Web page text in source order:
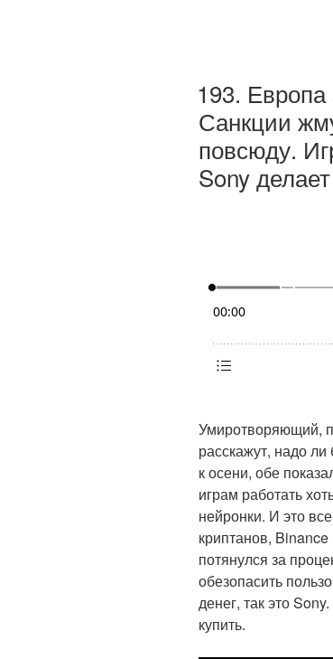
193.
Санкции
повсюду.
Sony
Умиротворяющий,
расскажут, надо
к осени, обе
играм работать
нейронки. И это
криптанов,
потянулся за
обезопасить
денег, так это
купить.